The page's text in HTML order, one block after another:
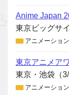
Anime Japan
東京ビッグサ
アニメーション
東京アニメア
東京・池袋（3/
アニメーション